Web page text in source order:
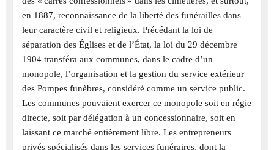
en 1887, reconnaissance de la liberté des funérailles dans
leur caractère civil et religieux. Précédant la loi de
séparation des Églises et de l’État, la loi du 29 décembre
1904 transféra aux communes, dans le cadre d’un
monopole, l’organisation et la gestion du service extérieur
des Pompes funèbres, considéré comme un service public.
Les communes pouvaient exercer ce monopole soit en régie
directe, soit par délégation à un concessionnaire, soit en
laissant ce marché entièrement libre. Les entrepreneurs
privés spécialisés dans les services funéraires, dont la